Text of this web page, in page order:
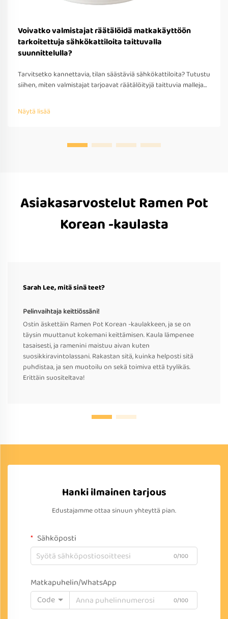
Voivatko valmistajat räätälöidä matkakäyttöön
tarkoitettuja sähkökattiloita taittuvalla
suunnittelulla?
Tarvitsetko kannettavia, tilan säästäviä sähkökattiloita? Tutustu
siihen, miten valmistajat tarjoavat räätälöityjä taittuvia malleja
kansainvälinen yhteensopivuus. Pyydä tarjous jo tänään.
Näytä lisää
Asiakasarvostelut Ramen Pot
Korean -kaulasta
Sarah Lee, mitä sinä teet?
Pelinvaihtaja keittiössäni!
Ostin äskettäin Ramen Pot Korean -kaulakkeen, ja se on
täysin muuttanut kokemani keittämisen. Kaula lämpenee
tasaisesti, ja ramenini maistuu aivan kuten
suosikkiravintolassani. Rakastan sitä, kuinka helposti sitä
puhdistaa, ja sen muotoilu on sekä toimiva että tyylikäs.
Erittäin suositeltava!
Hanki ilmainen tarjous
Edustajamme ottaa sinuun yhteyttä pian.
Sähköposti
0/100
Matkapuhelin/WhatsApp
Code
0/100